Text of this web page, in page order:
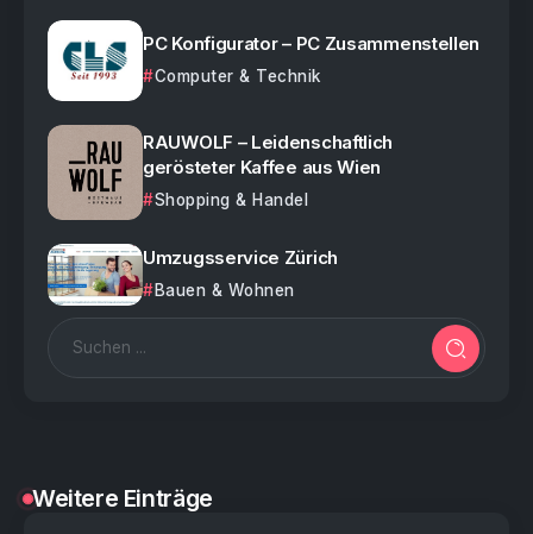
PC Konfigurator – PC Zusammenstellen
Computer & Technik
RAUWOLF – Leidenschaftlich
gerösteter Kaffee aus Wien
Shopping & Handel
Umzugsservice Zürich
Bauen & Wohnen
Weitere Einträge